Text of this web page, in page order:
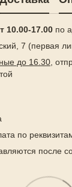
10.00-17.00 по
7 (первая
до 16.30,
по
после